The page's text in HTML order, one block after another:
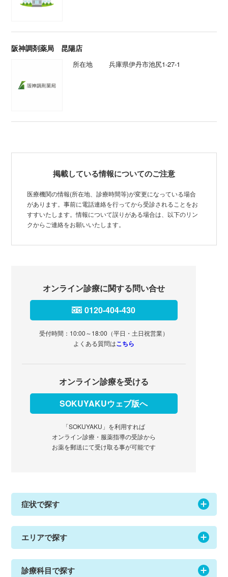
阪神調剤薬局 昆陽店
所在地 兵庫県伊丹市池尻1-27-1
掲載している情報についてのご注意
医療機関の情報(所在地、診療時間等)が変更になっている場合
があります。事前に電話連絡を行ってから受診されることをお
すすいたします。情報について誤りがある場合は、以下のリン
クからご連絡をお願いいたします。
オンライン診療に関する問い合せ
0120-404-430
受付時間：10:00～18:00（平日・土日祝営業）
よくある質問はこちら
オンライン診療を受ける
SOKUYAKUウェブ版へ
「SOKUYAKU」を利用すれば
オンライン診療・服薬指導の受診から
お薬を郵送にて受け取る事が可能です
症状で探す
エリアで探す
診療科目で探す